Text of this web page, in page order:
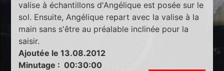
valise à échantillons d'Angélique est posée sur le
sol. Ensuite, Angélique repart avec la valise à la
main sans s'être au préalable inclinée pour la
saisir.
Ajoutée le 13.08.2012
Minutage : 00:30:00